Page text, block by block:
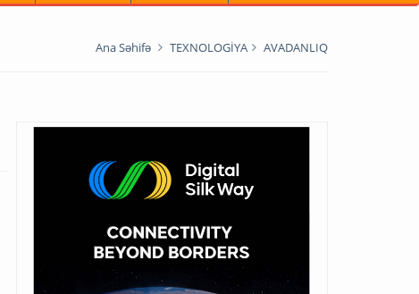
Ana Səhifə TEXNOLOGİYA AVADANLIQ